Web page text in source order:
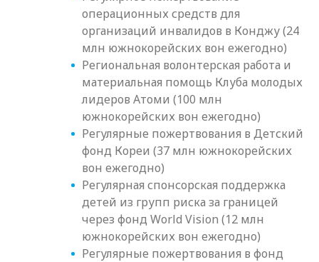
операционных средств для
организаций инвалидов в Конджу (24
млн южнокорейских вон ежегодно)
Региональная волонтерская работа и
материальная помощь Клуба молодых
лидеров Aтоми (100 млн
южнокорейских вон ежегодно)
Регулярные пожертвования в Детский
фонд Кореи (37 млн южнокорейских
вон ежегодно)
Регулярная спонсорская поддержка
детей из групп риска за границей
через фонд World Vision (12 млн
южнокорейских вон ежегодно)
Регулярные пожертвования в фонд